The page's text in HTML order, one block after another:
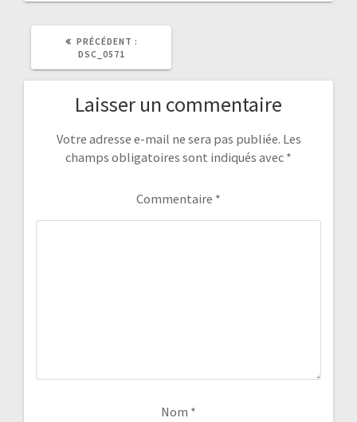
PRÉCÉDENT :
DSC_0571
Laisser un commentaire
Votre adresse e-mail ne sera pas publiée. Les
champs obligatoires sont indiqués avec *
Commentaire *
Nom *